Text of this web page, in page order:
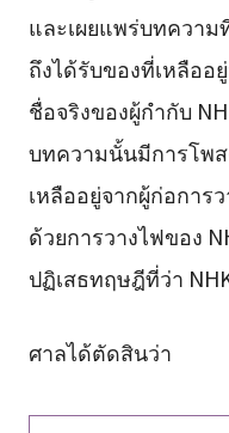
และเผยแพร่บทความ
ถึงได้รับของที่เหลืออ
ชื่อจริงของผู้กำกับ
บทความนั้นมีการโพส
เหลืออยู่จากผู้ก่อการ
ด้วยการวางไฟของ
ปฏิเสธทฤษฎีที่ว่า
ศาลได้ตัดสินว่า